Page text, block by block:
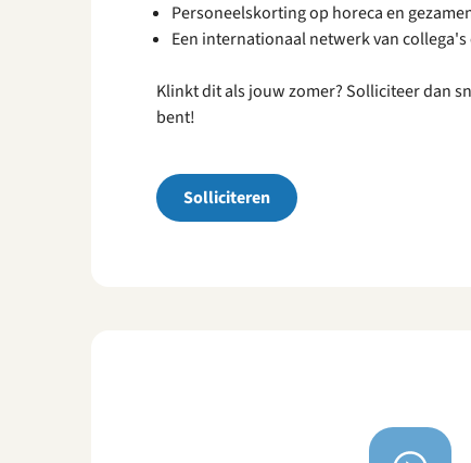
Personeelskorting op horeca en
Een internationaal netwerk van
Klinkt dit als jouw zomer? Solliciteer dan
bent!
Solliciteren